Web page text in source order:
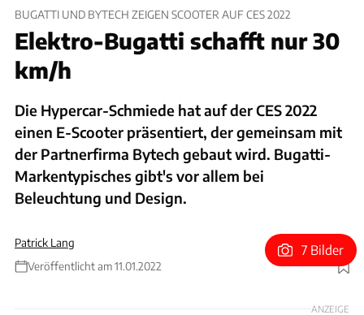
BUGATTI UND BYTECH ZEIGEN SCOOTER AUF CES 2022
Elektro-Bugatti schafft nur 30
km/h
Die Hypercar-Schmiede hat auf der CES 2022
einen E-Scooter präsentiert, der gemeinsam mit
der Partnerfirma Bytech gebaut wird. Bugatti-
Markentypisches gibt's vor allem bei
Beleuchtung und Design.
Patrick Lang
Veröffentlicht am 11.01.2022
Foto: Bugatti / Patrick Lang
7 Bilder
ANZEIGE